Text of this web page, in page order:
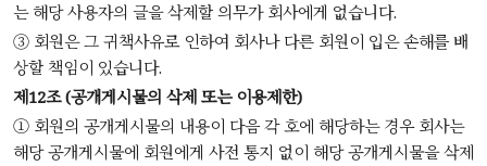
는 해당 사용자의 글을 삭제할 의무가 회사에게 없습니다.
③ 회원은 그 귀책사유로 인하여 회사나 다른 회원이 입은 손해를 배
상할 책임이 있습니다.
제12조 (공개게시물의 삭제 또는 이용제한)
① 회원의 공개게시물의 내용이 다음 각 호에 해당하는 경우 회사는
해당 공개게시물에 회원에게 사전 통지 없이 해당 공개게시물을 삭제